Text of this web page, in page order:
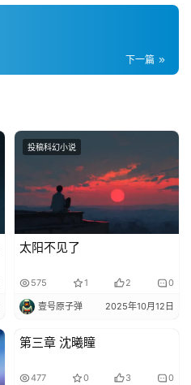
下一篇
投稿科幻小说
太阳不见了
575 1 2 0
壹号原子弹 2025年10月12日
科幻设定
第三章 沈曦瞳
477 0 3 0